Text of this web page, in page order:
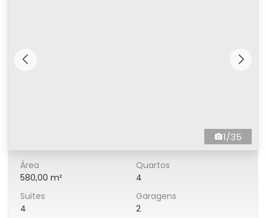
1/35
Área
580,00 m²
Quartos
4
Suites
4
Garagens
2